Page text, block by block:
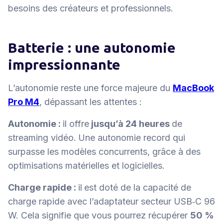
besoins des créateurs et professionnels.
Batterie : une autonomie
impressionnante
L’autonomie reste une force majeure du MacBook
Pro M4, dépassant les attentes :
Autonomie : il offre jusqu’à 24 heures de
streaming vidéo. Une autonomie record qui
surpasse les modèles concurrents, grâce à des
optimisations matérielles et logicielles.
Charge rapide : il est doté de la capacité de
charge rapide avec l’adaptateur secteur USB‑C 96
W. Cela signifie que vous pourrez récupérer 50 %